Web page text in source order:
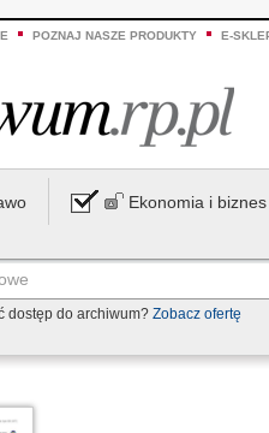
POZNAJ NASZE PRODUKTY E-
Ekonomia i biznes
dostęp do archiwum? Zobacz ofertę